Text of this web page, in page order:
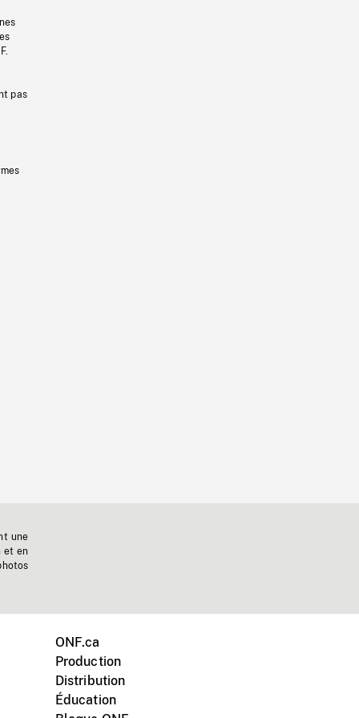
pas
une
et en
ONF.ca
Production
Distribution
Éducation